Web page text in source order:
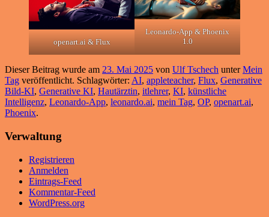
openart.ai & Flux
Leonardo-App & Phoenix
1.0
Dieser Beitrag wurde am 23. Mai 2025 von Ulf Tschech unterMein
Tag veröffentlicht. Schlagwörter: AI, appleteacher, Flux, Generative
Bild-KI, Generative KI, Hautärztin, itlehrer, KI, künstliche
Intelligenz, Leonardo-App, leonardo.ai, mein Tag, OP, openart.ai,
Phoenix.
Verwaltung
Registrieren
Anmelden
Eintrags-Feed
Kommentar-Feed
WordPress.org